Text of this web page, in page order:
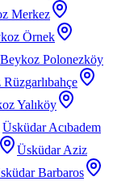
Merkez
Örnek
Beykoz Polonezköy
Yalıköy
Üsküdar Acıbadem
Üsküdar Aziz
Barbaros